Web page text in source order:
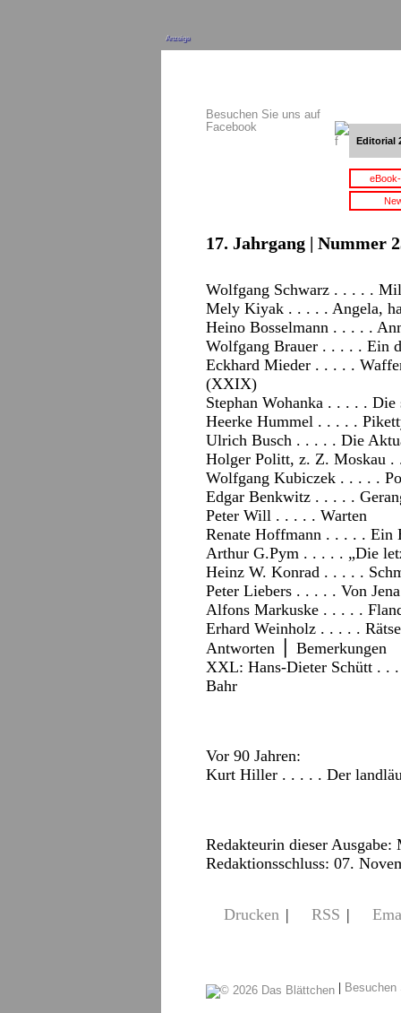
Anzeige
Besuchen Sie uns auf
Facebook
Editorial
17. Jahrgang | Nummer
Wolfgang Schwarz . . . . .
Mely Kiyak . . . . . Angela,
Heino Bosselmann . . . . .
Wolfgang Brauer . . . . . Ein
Eckhard Mieder . . . . .
(XXIX)
Stephan Wohanka . . . . .
Heerke Hummel . . . . .
Ulrich Busch . . . . . Die
Holger Politt, z. Z. Moskau .
Wolfgang Kubiczek . . . . .
Edgar Benkwitz . . . . .
Peter Will . . . . . Warten
Renate Hoffmann . . . . . Ein
Arthur G.Pym . . . . . „Die
Heinz W. Konrad . . . . .
Peter Liebers . . . . . Von
Alfons Markuske . . . . .
Erhard Weinholz . . . . .
Antworten
Bemerkungen
XXL: Hans-Dieter Schütt . .
Bahr
Vor 90 Jahren:
Kurt Hiller . . . . . Der
Redakteurin dieser
Redaktionsschluss: 07.
Drucken | RSS |
|